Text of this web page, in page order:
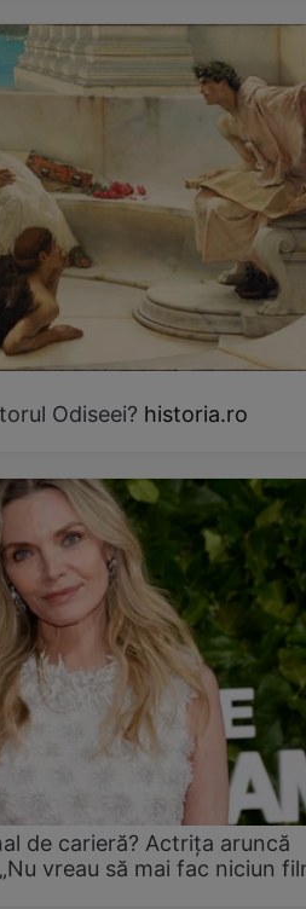
Odiseei? historia.ro
de carieră? Actrița aruncă
vreau să mai fac niciun